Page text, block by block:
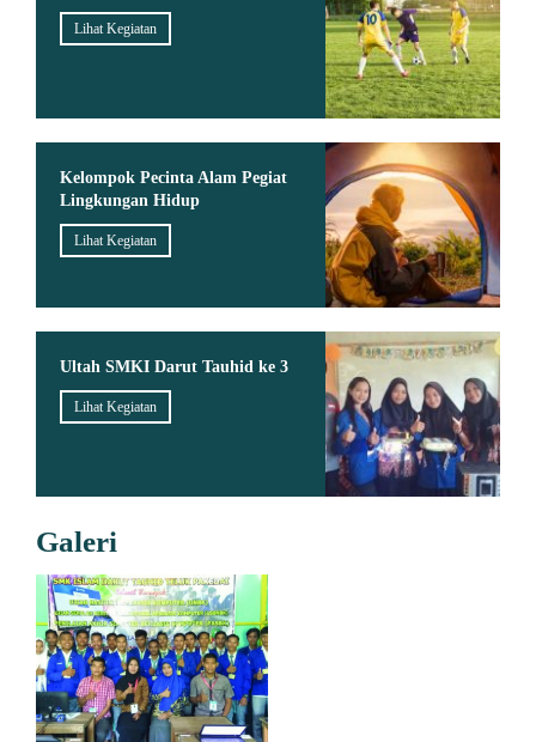
Lihat Kegiatan
Kelompok Pecinta Alam Pegiat
Lingkungan Hidup
Lihat Kegiatan
Ultah SMKI Darut Tauhid ke 3
Lihat Kegiatan
Galeri